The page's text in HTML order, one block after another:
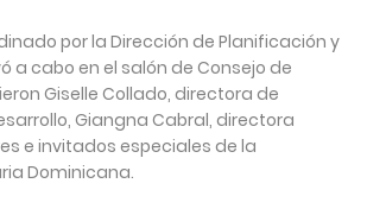
por la Dirección de Planificación y
a cabo en el salón de Consejo de
Giselle Collado, directora de
Giangna Cabral, directora
e invitados especiales de la
Dominicana.